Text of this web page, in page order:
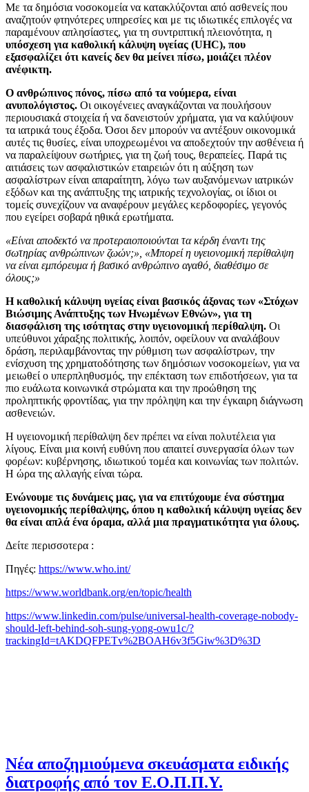
Με τα δημόσια νοσοκομεία να κατακλύζονται από ασθενείς που
αναζητούν φτηνότερες υπηρεσίες και με τις ιδιωτικές επιλογές να
παραμένουν απλησίαστες, για τη συντριπτική πλειονότητα, η
υπόσχεση για καθολική κάλυψη υγείας (UHC), που
εξασφαλίζει ότι κανείς δεν θα μείνει πίσω, μοιάζει πλέον
ανέφικτη.
Ο ανθρώπινος πόνος, πίσω από τα νούμερα, είναι
ανυπολόγιστος. Οι οικογένειες αναγκάζονται να πουλήσουν
περιουσιακά στοιχεία ή να δανειστούν χρήματα, για να καλύψουν
τα ιατρικά τους έξοδα. Όσοι δεν μπορούν να αντέξουν οικονομικά
αυτές τις θυσίες, είναι υποχρεωμένοι να αποδεχτούν την ασθένεια ή
να παραλείψουν σωτήριες, για τη ζωή τους, θεραπείες. Παρά τις
αιτιάσεις των ασφαλιστικών εταιρειών ότι η αύξηση των
ασφαλίστρων είναι απαραίτητη, λόγω των αυξανόμενων ιατρικών
εξόδων και της ανάπτυξης της ιατρικής τεχνολογίας, οι ίδιοι οι
τομείς συνεχίζουν να αναφέρουν μεγάλες κερδοφορίες, γεγονός
που εγείρει σοβαρά ηθικά ερωτήματα.
«Είναι αποδεκτό να προτεραιοποιούνται τα κέρδη έναντι της
σωτηρίας ανθρώπινων ζωών;» , «Μπορείη υγειονομική περίθαλψη
να είναι εμπόρευμα ή βασικό ανθρώπινο αγαθό, διαθέσιμο σε
όλους;»
Η καθολική κάλυψη υγείας είναι βασικός άξονας των «Στόχων
Βιώσιμης Ανάπτυξης των Ηνωμένων Εθνών», για τη
διασφάλιση της ισότητας στην υγειονομική περίθαλψη. Οι
υπεύθυνοι χάραξης πολιτικής, λοιπόν, οφείλουν να αναλάβουν
δράση, περιλαμβάνοντας την ρύθμιση των ασφαλίστρων, την
ενίσχυση της χρηματοδότησης των δημόσιων νοσοκομείων, για να
μειωθεί ο υπερπληθυσμός, την επέκταση των επιδοτήσεων, για τα
πιο ευάλωτα κοινωνικά στρώματα και την προώθηση της
προληπτικής φροντίδας, για την πρόληψη και την έγκαιρη διάγνωση
ασθενειών.
Η υγειονομική περίθαλψη δεν πρέπει να είναι πολυτέλεια για
λίγους. Είναι μια κοινή ευθύνη που απαιτεί συνεργασία όλων των
φορέων: κυβέρνησης, ιδιωτικού τομέα και κοινωνίας των πολιτών.
Η ώρα της αλλαγής είναι τώρα.
Ενώνουμε τις δυνάμεις μας, για να επιτύχουμε ένα σύστημα
υγειονομικής περίθαλψης, όπου η καθολική κάλυψη υγείας δεν
θα είναι απλά ένα όραμα, αλλά μια πραγματικότητα για όλους.
Δείτε περισσοτερα :
Πηγές: https://www.who.int/
https://www.worldbank.org/en/topic/health
https://www.linkedin.com/pulse/universal-health-coverage-nobody-
should-left-behind-soh-sung-yong-owu1c/?
trackingId=tAKDQFPETv%2BOAH6v3f5Giw%3D%3D
Νέα αποζημιούμενα σκευάσματα ειδικής
διατροφής από τον Ε.Ο.Π.Π.Υ.